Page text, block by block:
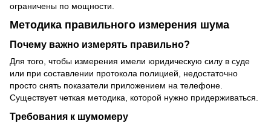
ограничены по мощности.
Методика правильного измерения шума
Почему важно измерять правильно?
Для того, чтобы измерения имели юридическую силу в суде
или при составлении протокола полицией, недостаточно
просто снять показатели приложением на телефоне.
Существует четкая методика, которой нужно придерживаться.
Требования к шумомеру